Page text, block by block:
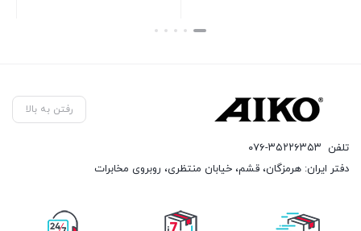
بستن
رفتن به بالا
تلفن ۰۷۶-۳۵۲۲۶۳۵۳
دفتر ایران: هرمزگان، قشم، خیابان منتظری، روبروی مخابرات